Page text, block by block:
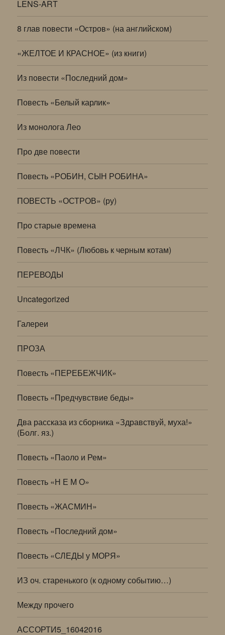
LENS-ART
8 глав повести «Остров» (на английском)
«ЖЕЛТОЕ И КРАСНОЕ» (из книги)
Из повести «Последний дом»
Повесть «Белый карлик»
Из монолога Лео
Про две повести
Повесть «РОБИН, СЫН РОБИНА»
ПОВЕСТЬ «ОСТРОВ» (ру)
Про старые времена
Повесть «ЛЧК» (Любовь к черным котам)
ПЕРЕВОДЫ
Uncategorized
Галереи
ПРОЗА
Повесть «ПЕРЕБЕЖЧИК»
Повесть «Предчувствие беды»
Два рассказа из сборника «Здравствуй, муха!»
(Болг. яз.)
Повесть «Паоло и Рем»
Повесть «Н Е М О»
Повесть «ЖАСМИН»
Повесть «Последний дом»
Повесть «СЛЕДЫ у МОРЯ»
ИЗ оч. старенького (к одному событию…)
Между прочего
АССОРТИ5_16042016